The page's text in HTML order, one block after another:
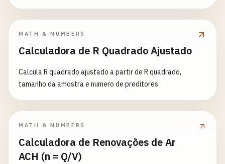
MATH & NUMBERS
Calculadora de R Quadrado Ajustado
Calcula R quadrado ajustado a partir de R quadrado,
tamanho da amostra e numero de preditores
MATH & NUMBERS
Calculadora de Renovações de Ar
ACH (n = Q/V)